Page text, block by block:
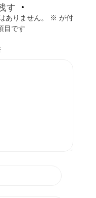
す
ありません。 ※ が付
目です